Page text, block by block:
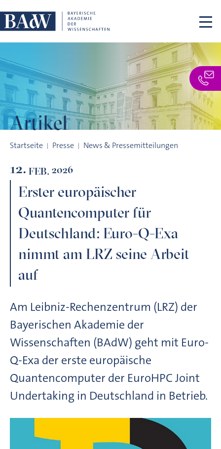
Artikel
Startseite Presse News & Pressemitteilungen
12. FEB. 2026
Erster europäischer
Quantencomputer für
Deutschland: Euro-Q-Exa
nimmt am LRZ seine Arbeit
auf
Am Leibniz-Rechenzentrum (LRZ) der
Bayerischen Akademie der
Wissenschaften (BAdW) geht mit Euro-
Q-Exa der erste europäische
Quantencomputer der EuroHPC Joint
Undertaking in Deutschland in Betrieb.